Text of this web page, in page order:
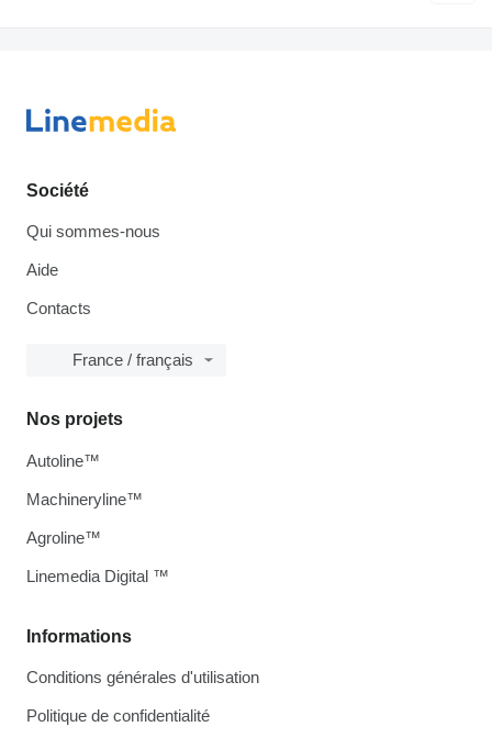
Société
Qui sommes-nous
Aide
Contacts
France / français
Informations
Conditions générales d'utilisation
Politique de confidentialité
Nos projets
Autoline™
Machineryline™
Agroline™
Linemedia Digital ™